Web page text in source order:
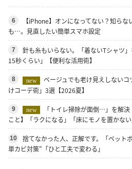
6
【iPhone】オンになってない？知ら
も…。見直したい簡単スマホ設定
7
針も糸もいらない。「着ないTシャツ
15秒くらい」【便利な活用術】
8 new
ベージュでも老け見えしない
けコーデ術」3選【2026夏】
9 new
「トイレ掃除が面倒…」を解
こと】「ラクになる」「床にモノを置かない
10
捨てなかった人、正解です。「ペット
単カビ対策"「ひと工夫で変わる」